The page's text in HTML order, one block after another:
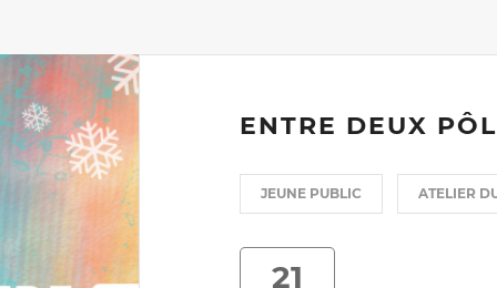
ENTRE DEUX
JEUNE PUBLIC ATELIER
21